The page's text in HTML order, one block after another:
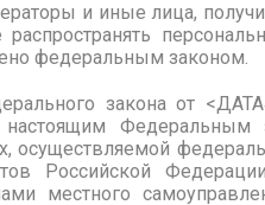
и иные лица,
федеральным законом.
закона от
Федеральным
осуществляемой
Российской
местного